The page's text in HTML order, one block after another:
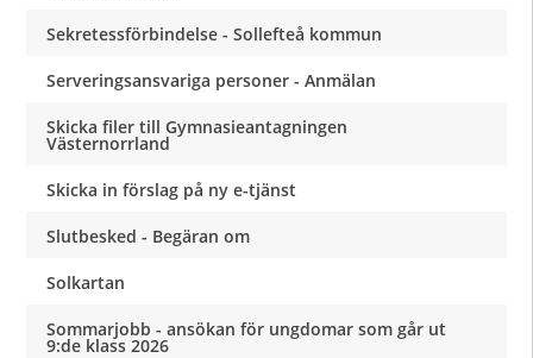
Sekretessförbindelse - Sollefteå kommun
Serveringsansvariga personer - Anmälan
Skicka filer till Gymnasieantagningen
Västernorrland
Skicka in förslag på ny e-tjänst
Slutbesked - Begäran om
Solkartan
Sommarjobb - ansökan för ungdomar som går ut
9:de klass 2026